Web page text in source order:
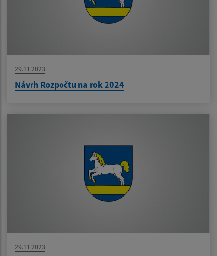
29.11.2023
Návrh Rozpočtu na rok 2024
29.11.2023